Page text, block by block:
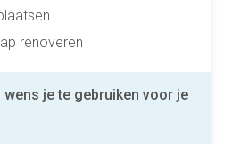
renoveren
wens je te gebruiken voor je